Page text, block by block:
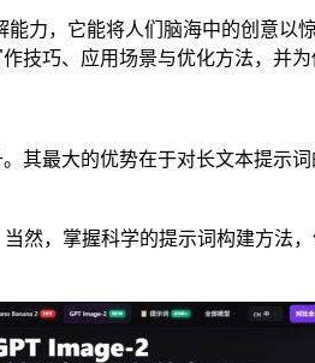
力，它能将人们脑海中的创意以
技巧、应用场景与优化方法，并
最大的优势在于对长文本提示
，掌握科学的提示词构建方法，